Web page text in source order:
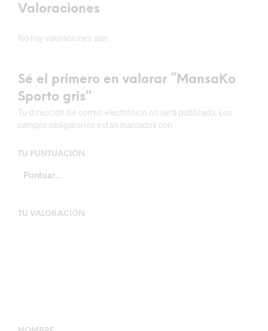
Valoraciones
No hay valoraciones aún.
Sé el primero en valorar “MansaKo
Sporto gris”
Tu dirección de correo electrónico no será publicada. Los
campos obligatorios están marcados con
TU PUNTUACIÓN
TU VALORACIÓN